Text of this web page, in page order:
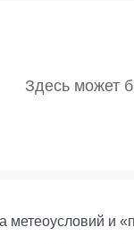
метеоусловий и